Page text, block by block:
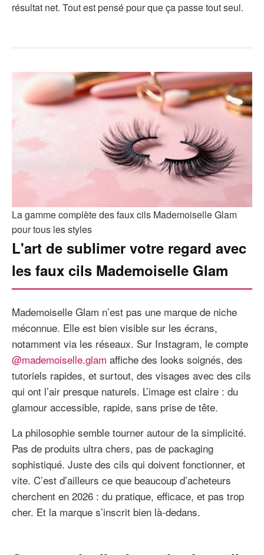
résultat net. Tout est pensé pour que ça passe tout seul.
La gamme complète des faux cils Mademoiselle Glam
pour tous les styles
L'art de sublimer votre regard avec
les faux cils Mademoiselle Glam
Mademoiselle Glam n’est pas une marque de niche
méconnue. Elle est bien visible sur les écrans,
notamment via les réseaux. Sur Instagram, le compte
@mademoiselle.glam affiche des looks soignés, des
tutoriels rapides, et surtout, des visages avec des cils
qui ont l’air presque naturels. L’image est claire : du
glamour accessible, rapide, sans prise de tête.
La philosophie semble tourner autour de la simplicité.
Pas de produits ultra chers, pas de packaging
sophistiqué. Juste des cils qui doivent fonctionner, et
vite. C’est d’ailleurs ce que beaucoup d’acheteurs
cherchent en 2026 : du pratique, efficace, et pas trop
cher. Et la marque s’inscrit bien là-dedans.